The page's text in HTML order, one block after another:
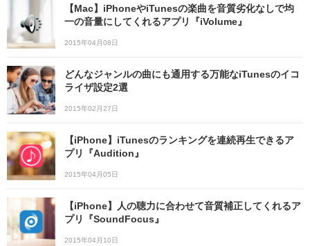
【Mac】iPhoneやiTunesの楽曲を音質劣化なしで均
一の音量にしてくれるアプリ『iVolume』
2015年04月08日
どんなジャンルの曲にも通用する万能なiTunesのイコ
ライザ設定2選
2015年02月27日
【iPhone】iTunesのランキングを連続再生できるア
プリ『Audition』
2015年04月05日
【iPhone】人の聴力に合わせて音質補正してくれるア
プリ『SoundFocus』
2015年04月10日